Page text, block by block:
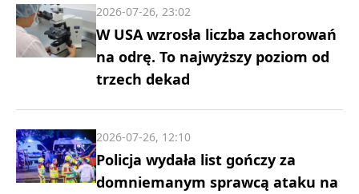
W USA wzrosła liczba zachorowań
na odrę. To najwyższy poziom od
trzech dekad
2026-07-26, 23:02
Policja wydała list gończy za
domniemanym sprawcą ataku na
2026-07-26, 12:10